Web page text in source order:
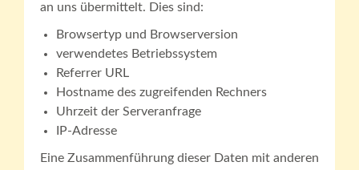
an uns übermittelt. Dies sind:
Browsertyp und Browserversion
verwendetes Betriebssystem
Referrer URL
Hostname des zugreifenden Rechners
Uhrzeit der Serveranfrage
IP-Adresse
Eine Zusammenführung dieser Daten mit anderen